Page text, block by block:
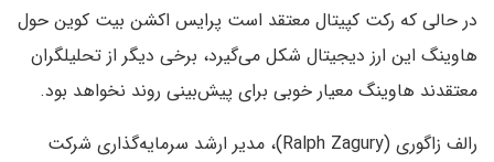
در حالی که رکت کپیتال معتقد است پرایس اکشن بیت کوین حول
هاوینگ این ارز دیجیتال شکل می‌گیرد، برخی دیگر از تحلیلگران
معتقدند هاوینگ معیار خوبی برای پیش‌بینی روند نخواهد بود.
رالف زاگوری (Ralph Zagury)، مدیر ارشد سرمایه‌گذاری شرکت